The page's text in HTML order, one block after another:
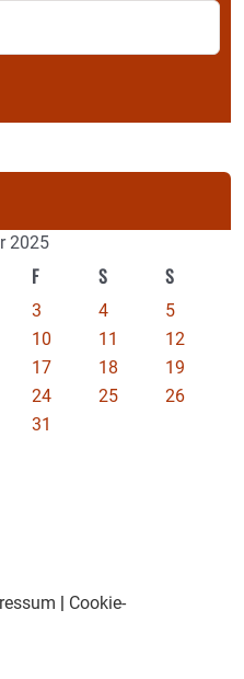
2025
F S S
3 4
5
10 11
12
17 18
19
24 25
26
31
Cookie-